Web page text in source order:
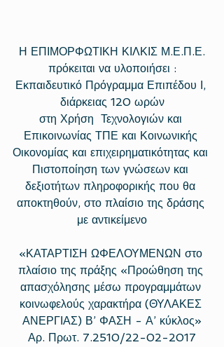
Η ΕΠΙΜΟΡΦΩΤΙΚΗ ΚΙΛΚΙΣ Μ.Ε.Π.Ε.
πρόκειται να υλοποιήσει :
Εκπαιδευτικό Πρόγραμμα Επιπέδου Ι,
διάρκειας 120 ωρών
στη Χρήση  Τεχνολογιών και
Επικοινωνίας ΤΠΕ και Κοινωνικής
Οικονομίας και επιχειρηματικότητας και
Πιστοποίηση των γνώσεων και
δεξιοτήτων πληροφορικής που θα
αποκτηθούν, στο πλαίσιο της δράσης
με αντικείμενο
«ΚΑΤΑΡΤΙΣΗ ΩΦΕΛΟΥΜΕΝΩΝ στο
πλαίσιο της πράξης «Προώθηση της
απασχόλησης μέσω προγραμμάτων
κοινωφελούς χαρακτήρα (ΘΥΛΑΚΕΣ
ΑΝΕΡΓΙΑΣ) Β’ ΦΑΣΗ - Α’ κύκλος»
Αρ. Πρωτ. 7.2510/22-02-2017